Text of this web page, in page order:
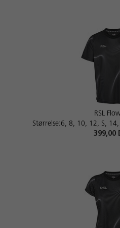
RSL
Størrelse:6, 8, 10, 12, S,
399,00